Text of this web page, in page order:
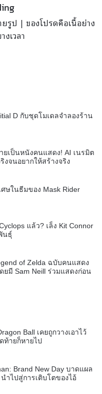
รูป | ของโปรดคือเนื้อย่าง
งเวลา
D กับชุดโมเดลจำลองร้าน
ยเป็นหนังคนแสดง! AI เนรมิต
งจนอยากให้สร้างจริง
ษในธีมของ Mask Rider
แล้ว? เล็ง Kit Connor
นธุ์
of Zelda ฉบับคนแสดง
ยมี Sam Neill ร่วมแสดงก่อน
Ball เคยถูกวางเอาไว้
ท้ายก็หายไป
Brand New Day บาดแผล
ำไปสู่การเติบโตของไอ้